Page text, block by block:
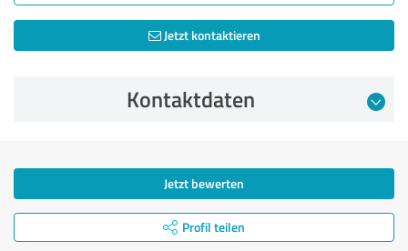
Jetzt kontaktieren
Kontaktdaten
Jetzt bewerten
Profil teilen